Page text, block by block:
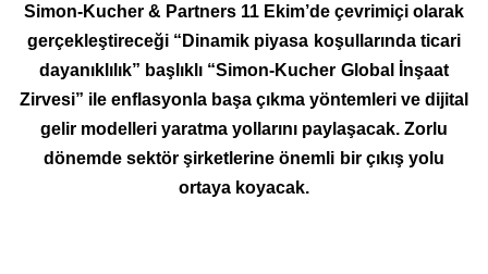
Simon-Kucher & Partners 11 Ekim’de çevrimiçi olarak
gerçekleştireceği “Dinamik piyasa koşullarında ticari
dayanıklılık” başlıklı “Simon-Kucher Global İnşaat
Zirvesi” ile enflasyonla başa çıkma yöntemleri ve dijital
gelir modelleri yaratma yollarını paylaşacak. Zorlu
dönemde sektör şirketlerine önemli bir çıkış yolu
ortaya koyacak.